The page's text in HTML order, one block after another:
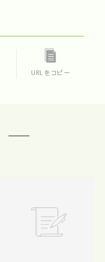
URLをコピー